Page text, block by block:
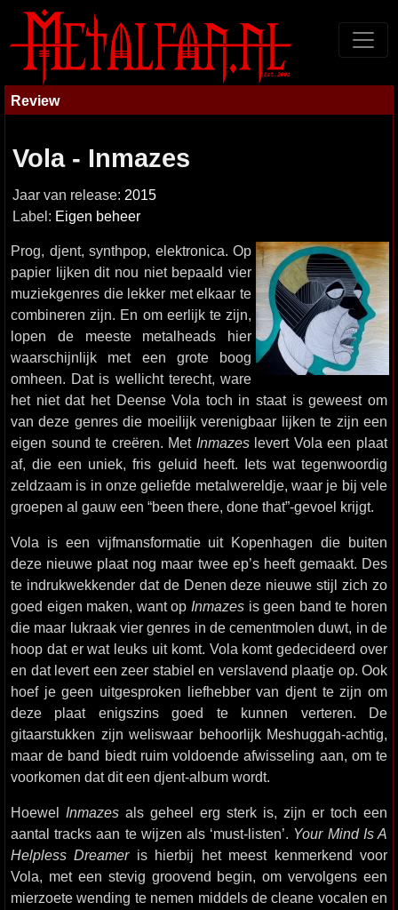
Review
Vola - Inmazes
Jaar van release: 2015
Label: Eigen beheer
Prog, djent, synthpop, elektronica. Op
papier lijken dit nou niet bepaald vier
muziekgenres die lekker met elkaar te
combineren zijn. En om eerlijk te zijn,
lopen de meeste metalheads hier
waarschijnlijk met een grote boog
omheen. Dat is wellicht terecht, ware
het niet dat het Deense Vola toch in staat is geweest om
van deze genres die moeilijk verenigbaar lijken te zijn een
eigen sound te creëren. Met Inmazeslevert Vola een plaat
af, die een uniek, fris geluid heeft. Iets wat tegenwoordig
zeldzaam is in onze geliefde metalwereldje, waar je bij vele
groepen al gauw een “been there, done that”-gevoel krijgt.
Vola is een vijfmansformatie uit Kopenhagen die buiten
deze nieuwe plaat nog maar twee ep’s heeft gemaakt. Des
te indrukwekkender dat de Denen deze nieuwe stijl zich zo
goed eigen maken, want op Inmazes is geen band te horen
die maar lukraak vier genres in de cementmolen duwt, in de
hoop dat er wat leuks uit komt. Vola komt gedecideerd over
en dat levert een zeer stabiel en verslavend plaatje op. Ook
hoef je geen uitgesproken liefhebber van djent te zijn om
deze plaat enigszins goed te kunnen verteren. De
gitaarstukken zijn weliswaar behoorlijk Meshuggah-achtig,
maar de band biedt ruim voldoende afwisseling aan, om te
voorkomen dat dit een djent-album wordt.
Hoewel Inmazes als geheel erg sterk is, zijn er toch een
aantal tracks aan te wijzen als ‘must-listen’. Your Mind Is A
Helpless Dreameris hierbij het meest kenmerkend voor
Vola, met een stevig groovend begin, om vervolgens een
mierzoete wending te nemen middels de cleane vocalen en